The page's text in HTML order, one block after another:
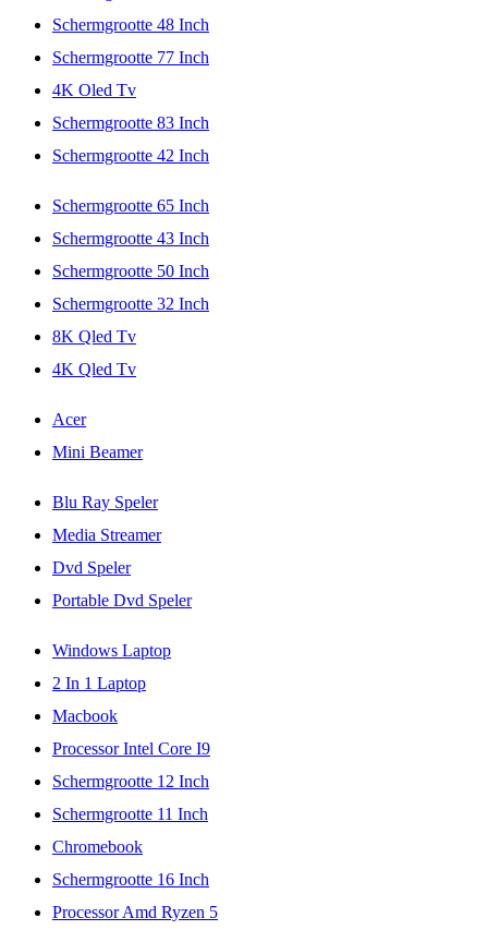
Schermgrootte 48 Inch
Schermgrootte 77 Inch
4K Oled Tv
Schermgrootte 83 Inch
Schermgrootte 42 Inch
Schermgrootte 65 Inch
Schermgrootte 43 Inch
Schermgrootte 50 Inch
Schermgrootte 32 Inch
8K Qled Tv
4K Qled Tv
Acer
Mini Beamer
Blu Ray Speler
Media Streamer
Dvd Speler
Portable Dvd Speler
Windows Laptop
2 In 1 Laptop
Macbook
Processor Intel Core I9
Schermgrootte 12 Inch
Schermgrootte 11 Inch
Chromebook
Schermgrootte 16 Inch
Processor Amd Ryzen 5